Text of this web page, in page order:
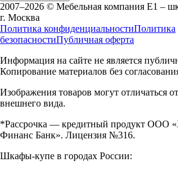
2007–2026 © Мебельная компания Е1 –
г. Москва
Политика конфиденциальностиПолитика
безопасностиПубличная оферта
Информация на сайте не является
Копирование материалов без
Изображения товаров могут отличаться
внешнего вида.
*Рассрочка — кредитный продукт ООО
Финанс Банк». Лицензия №316.
Шкафы-купе в городах России: